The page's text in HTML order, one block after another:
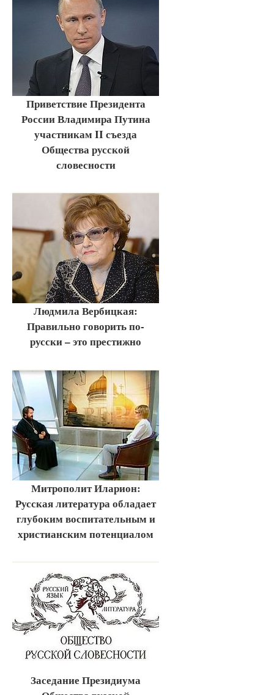
Приветствие Президента
России Владимира Путина
участникам II съезда
Общества русской
словесности
Людмила Вербицкая:
Правильно говорить по-
русски – это престижно
Митрополит Иларион:
Русская литература обладает
глубоким воспитательным и
христианским потенциалом
Заседание Президиума